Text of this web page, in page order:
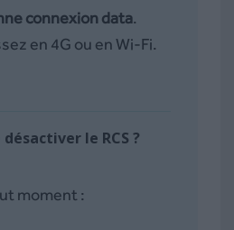
connexion data.
en 4G ou en Wi-Fi.
le RCS ?
moment :